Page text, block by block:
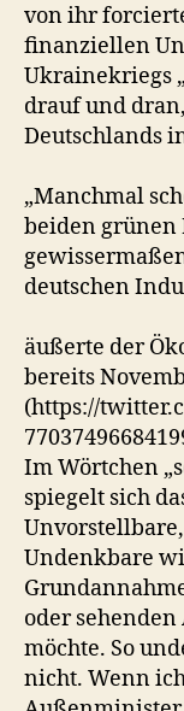
von ihr
finanziellen
Ukrainekriegs
drauf und
Deutschlands
„Manchmal
beiden grünen
deutschen
äußerte der
bereits
(https://
Im Wörtchen
spiegelt sich
Undenkbare
oder
möchte. So
nicht. Wenn